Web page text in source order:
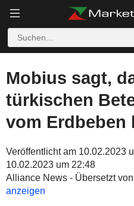
Mobius sagt,
türkischen
vom Erdbeben
Veröffentlicht am 10.02.2023
10.02.2023 um 22:48
Alliance News - Übersetzt
anzeigen